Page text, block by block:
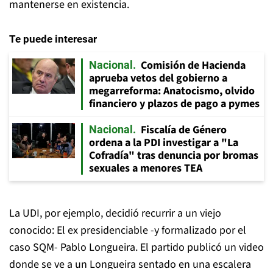
mantenerse en existencia.
Te puede interesar
Nacional
Comisión de Hacienda
aprueba vetos del gobierno a
megarreforma: Anatocismo, olvido
financiero y plazos de pago a pymes
Nacional
Fiscalía de Género
ordena a la PDI investigar a "La
Cofradía" tras denuncia por bromas
sexuales a menores TEA
La UDI, por ejemplo, decidió recurrir a un viejo
conocido: El ex presidenciable -y formalizado por el
caso SQM- Pablo Longueira. El partido publicó un video
donde se ve a un Longueira sentado en una escalera